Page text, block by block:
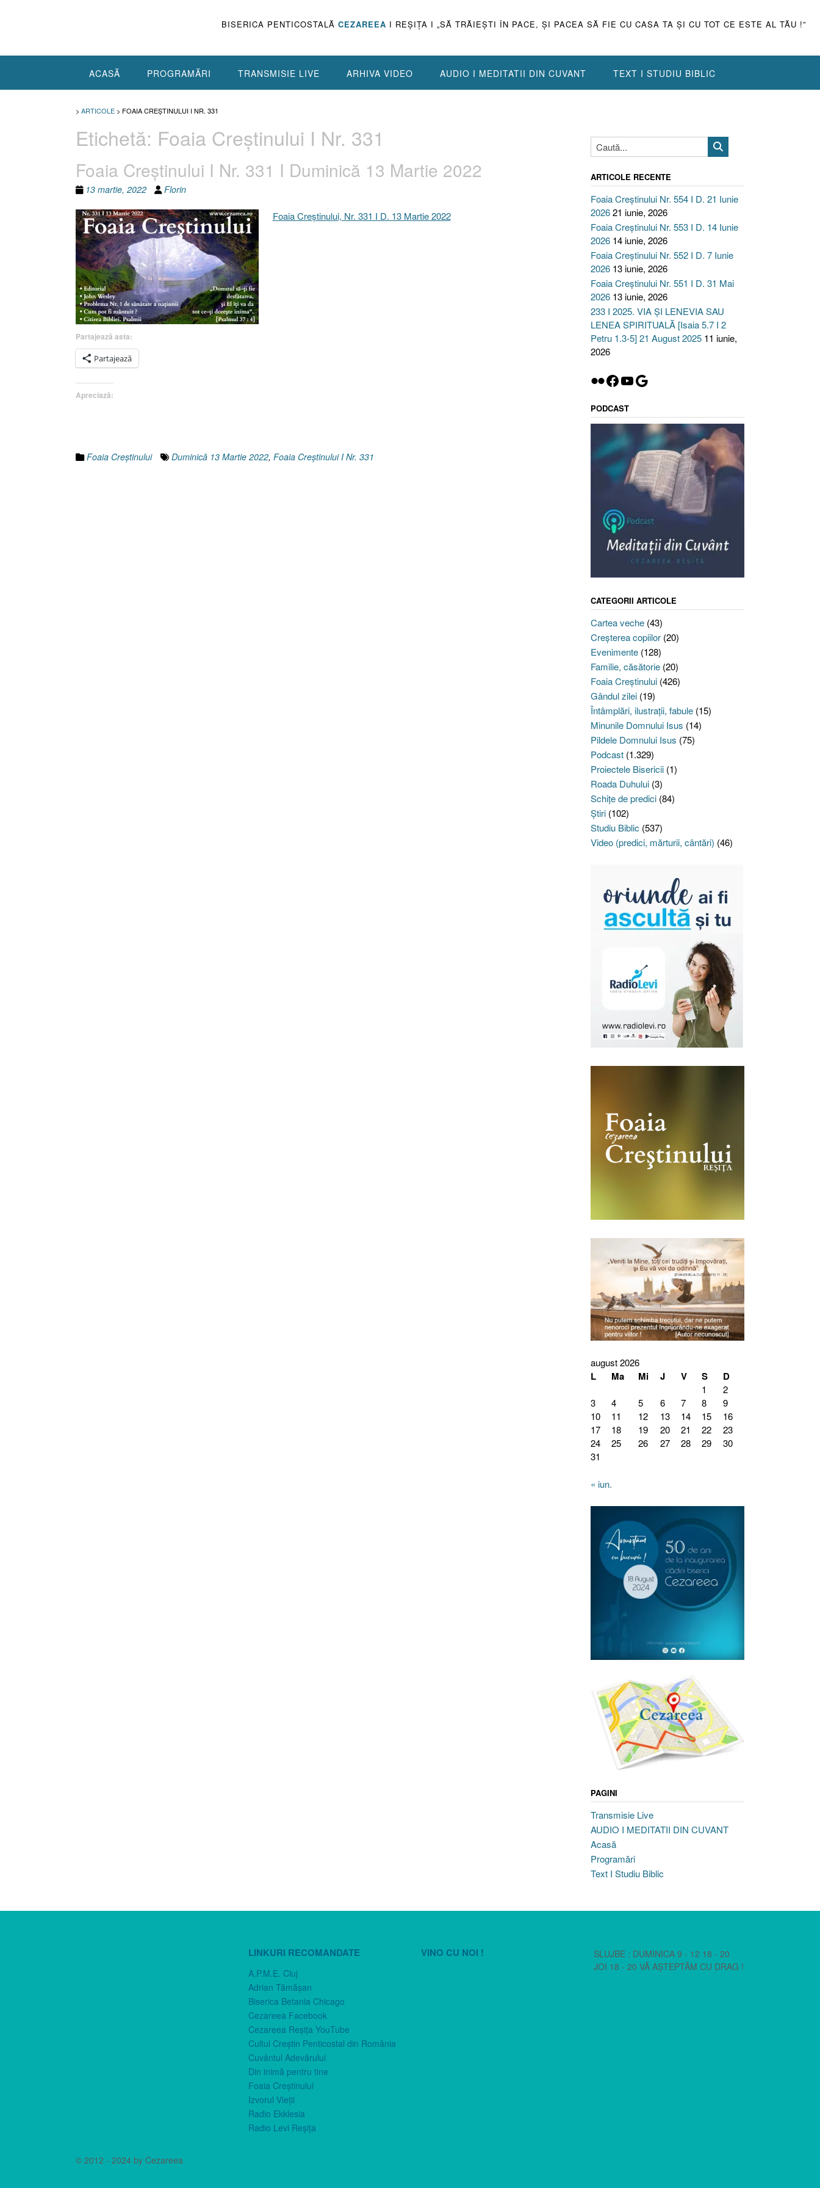
BISERICA PENTICOSTALĂ CEZAREEA I REŞIŢA I „SĂ TRĂIEŞTI ÎN PACE, ŞI PACEA SĂ FIE CU CASA TA ŞI CU TOT CE ESTE AL TĂU !”
ACASĂ PROGRAMĂRI TRANSMISIE LIVE ARHIVA VIDEO AUDIO I MEDITATII DIN CUVANT TEXT I STUDIU BIBLIC
> ARTICOLE > FOAIA CREŞTINULUI I NR. 331
Etichetă: Foaia Creştinului I Nr. 331
Foaia Creştinului I Nr. 331 I Duminică 13 Martie 2022
13 martie, 2022 Florin
Foaia Creştinului, Nr. 331 I D. 13 Martie 2022
Partajează asta:
Partajează
Apreciază:
Foaia Creştinului Duminică 13 Martie 2022, Foaia Creştinului I Nr. 331
ARTICOLE RECENTE
Foaia Creștinului Nr. 554 I D. 21 Iunie
202621 iunie, 2026
Foaia Creștinului Nr. 553 I D. 14 Iunie
2026 14 iunie, 2026
Foaia Creștinului Nr. 552 I D. 7 Iunie
2026 13 iunie, 2026
Foaia Creștinului Nr. 551 I D. 31 Mai
2026 13 iunie, 2026
233 I 2025. VIA ȘI LENEVIA SAU
LENEA SPIRITUALĂ [Isaia 5.7 I 2
Petru 1.3-5] 21 August 2025 11 iunie,
2026
Flickr
Facebook
YouTube
Google
PODCAST
CATEGORII ARTICOLE
Cartea veche(43)
Creşterea copiilor(20)
Evenimente(128)
Familie, căsătorie(20)
Foaia Creştinului(426)
Gândul zilei(19)
Întâmplări, ilustraţii, fabule(15)
Minunile Domnului Isus (14)
Pildele Domnului Isus (75)
Podcast(1.329)
Proiectele Bisericii(1)
Roada Duhului(3)
Schiţe de predici(84)
Ştiri(102)
Studiu Biblic (537)
Video (predici, mărturii, cântări) (46)
august 2026
L Ma Mi J V S D
1
2
3
4 5 6 7 8
9
10
11 12 13 14 15
16
17
18 19 20 21 22
23
24
25 26 27 28 29
30
31
« iun.
PAGINI
Transmisie Live
AUDIO I MEDITATII DIN CUVANT
Acasă
Programări
Text I Studiu Biblic
LINKURI RECOMANDATE
A.P.M.E. Cluj
Adrian Tămăşan
Biserica Betania Chicago
Cezareea Facebook
Cezareea Reşiţa YouTube
Cultul Creştin Penticostal din România
Cuvântul Adevărului
Din inimă pentru tine
Foaia Creştinului
Izvorul Vieţii
Radio Ekklesia
Radio Levi Reşiţa
VINO CU NOI !
SLUJBE : DUMINICA 9 - 12 18 - 20
JOI 18 - 20 VĂ AȘTEPTĂM CU DRAG !
© 2012 - 2024 by Cezareea